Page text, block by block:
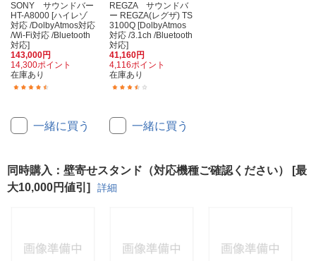
SONY サウンドバー
HT-A8000 [ハイレゾ
対応 /DolbyAtmos対応
/Wi-Fi対応 /Bluetooth
対応]
143,000円
14,300ポイント
在庫あり
一緒に買う
REGZA サウンドバ
ー REGZA(レグザ) TS
3100Q [DolbyAtmos
対応 /3.1ch /Bluetooth
対応]
41,160円
4,116ポイント
在庫あり
一緒に買う
同時購入：壁寄せスタンド（対応機種ご確認ください） [最
大10,000円値引]
詳細